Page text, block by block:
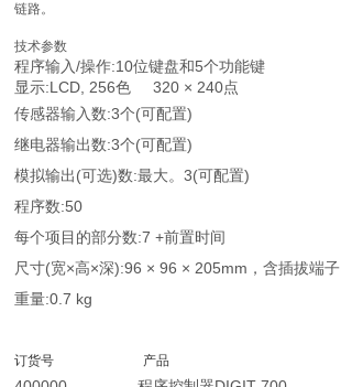
链路。
技术参数
程序输入/操作:10位键盘和5个功能键
显示:LCD, 256色 320 × 240点
传感器输入数:3个(可配置)
继电器输出数:3个(可配置)
模拟输出(可选)数:最大。3(可配置)
程序数:50
每个项目的部分数:7 +前置时间
尺寸(宽×高×深):96 × 96 × 205mm，含插拔端子
重量:0.7 kg
订货号 产品